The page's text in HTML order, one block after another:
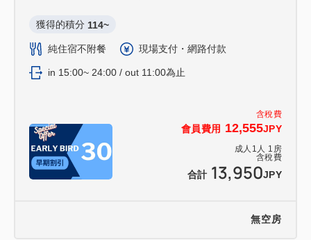
含稅費
會員費用 12,555JPY
成人 1 人 1 房
含稅費
合計 13,950JPY
獲得的積分 114~
純住宿不附餐 現場支付・網路付款
in 15:00~ 24:00 / out 11:00為止
無空房